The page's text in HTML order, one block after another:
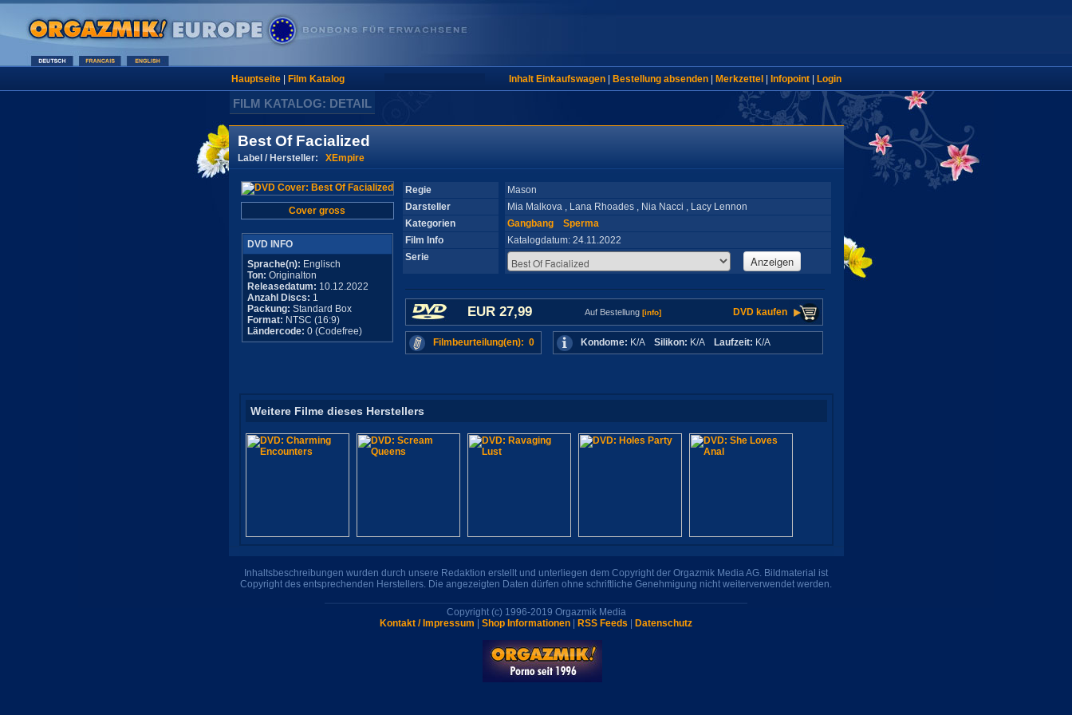
Hauptseite| Film Katalog Inhalt Einkaufswagen| Bestellung absenden| Merkzettel Infopoint| Login
FILM KATALOG: DETAIL
Best Of Facialized
Label / Hersteller: XEmpire
Cover gross
DVD INFO
Sprache(n): Englisch
Ton: Originalton
Releasedatum: 10.12.2022
Anzahl Discs: 1
Packung: Standard Box
Format: NTSC (16:9)
Ländercode: 0 (Codefree)
Regie
Mason
Darsteller
Mia Malkova , Lana Rhoades , Nia Nacci , Lacy Lennon
Kategorien
Gangbang
Sperma
Film Info
Katalogdatum: 24.11.2022
Serie
Anzeigen
EUR 27,99 Auf Bestellung [info] DVD kaufen
Filmbeurteilung(en): 0 Kondome: K/A Silikon: K/A Laufzeit: K/A
Weitere Filme dieses Herstellers
Inhaltsbeschreibungen wurden durch unsere Redaktion erstellt und unterliegen dem Copyright der Orgazmik Media AG. Bildmaterial ist
Copyright des entsprechenden Herstellers. Die angezeigten Daten dürfen ohne schriftliche Genehmigung nicht weiterverwendet werden.
Copyright (c) 1996-2019 Orgazmik Media
Kontakt / Impressum
Shop Informationen RSS Feeds Datenschutz